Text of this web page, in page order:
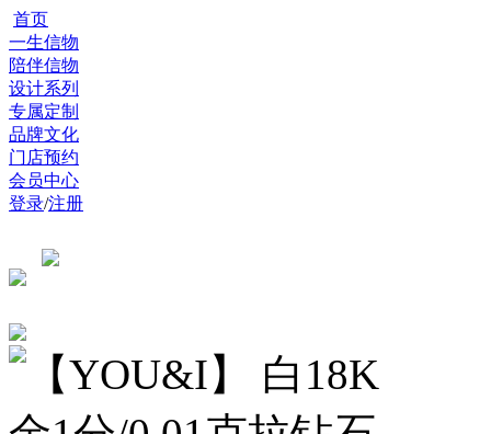
首页
一生信物
陪伴信物
设计系列
专属定制
品牌文化
门店预约
会员中心
登录/注册